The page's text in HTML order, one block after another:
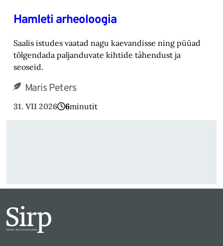
Hamleti arheoloogia
Saalis istudes vaatad nagu kaevandisse ning püüad
tõlgendada paljanduvate kihtide tähendust ja
seoseid.
Maris Peters
31. VII 2026 6minutit